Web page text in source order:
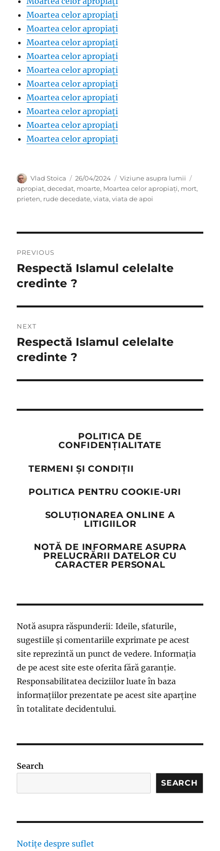
Moartea celor apropiați
Moartea celor apropiați
Moartea celor apropiați
Moartea celor apropiați
Moartea celor apropiați
Moartea celor apropiați
Moartea celor apropiați
Moartea celor apropiați
Moartea celor apropiați
Moartea celor apropiați
Author
Vlad Stoica
Posted
on
26/04/2024 Categories
Viziune asupra lumii
apropiat,decedat, moarte, Moartea celor apropiați, mort,
prieten, rude decedate,viata,viata de apoi
navigation
PREVIOUS
Previous
post:
Respectă Islamul celelalte
credinte ?
NEXT
Next
post:
Respectă Islamul celelalte
credinte ?
POLITICA DE
CONFIDENȚIALITATE
TERMENI ȘI CONDIȚII
POLITICA PENTRU COOKIE-URI
SOLUȚIONAREA ONLINE A
LITIGIILOR
NOTĂ DE INFORMARE ASUPRA
PRELUCRĂRII DATELOR CU
CARACTER PERSONAL
Notă asupra răspunderii: Ideile, sfaturile,
sugestiile și comentariile exprimate pe acest
site reprezintă un punct de vedere. Informația
de pe acest site este oferita fără garanție.
Responsabilitatea deciziilor luate în baza
informațiilor prezentate pe acest site aparține
în totalitate decidentului.
Search
SEARCH
Notițe despre suflet